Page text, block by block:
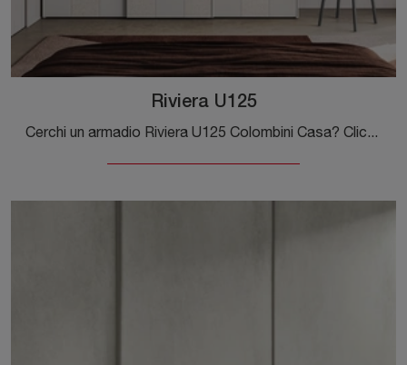
Riviera U125
Cerchi un armadio Riviera U125 Colombini Casa? Clicca subito! Gli armadi a muro con ante scorrevoli ti aspettano.